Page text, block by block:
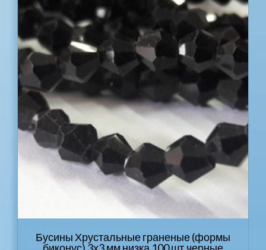
Бусины Хрустальные граненые (формы
биконус) 3х3 мм низка 100 шт,черные